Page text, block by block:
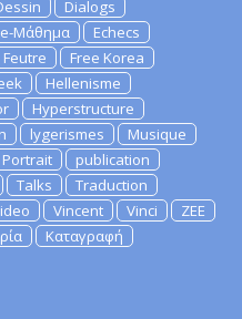
Dialogs
e-Μάθημα
Echecs
Feutre
Free Korea
Hellenisme
Hyperstructure
lygerismes
Musique
Portrait
publication
Talks
Traduction
Vincent Vinci
ZEE
Καταγραφή